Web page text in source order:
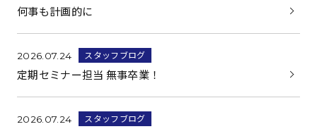
何事も計画的に
2026.07.24 スタッフブログ
定期セミナー担当 無事卒業！
2026.07.24 スタッフブログ